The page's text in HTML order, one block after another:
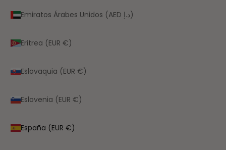
Emiratos Árabes Unidos (AED د.إ)
Eritrea (EUR €)
Eslovaquia (EUR €)
Eslovenia (EUR €)
España (EUR €)